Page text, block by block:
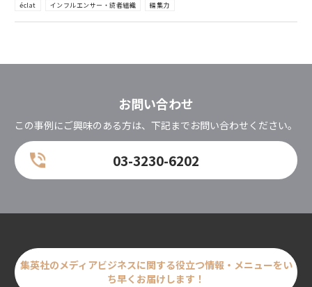
éclat インフルエンサー・読者組織 編集力
お問い合わせ
この事例にご興味のある方は、下記までお問い合わせください。
03-3230-6202
集英社のメディアビジネスに関する役立つ情報・メニューをい
ち早くお届けします！